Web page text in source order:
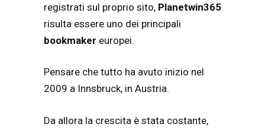
registrati sul proprio sito, Planetwin365
risulta essere uno dei principali
bookmaker europei.
Pensare che tutto ha avuto inizio nel
2009 a Innsbruck, in Austria.
Da allora la crescita è stata costante,